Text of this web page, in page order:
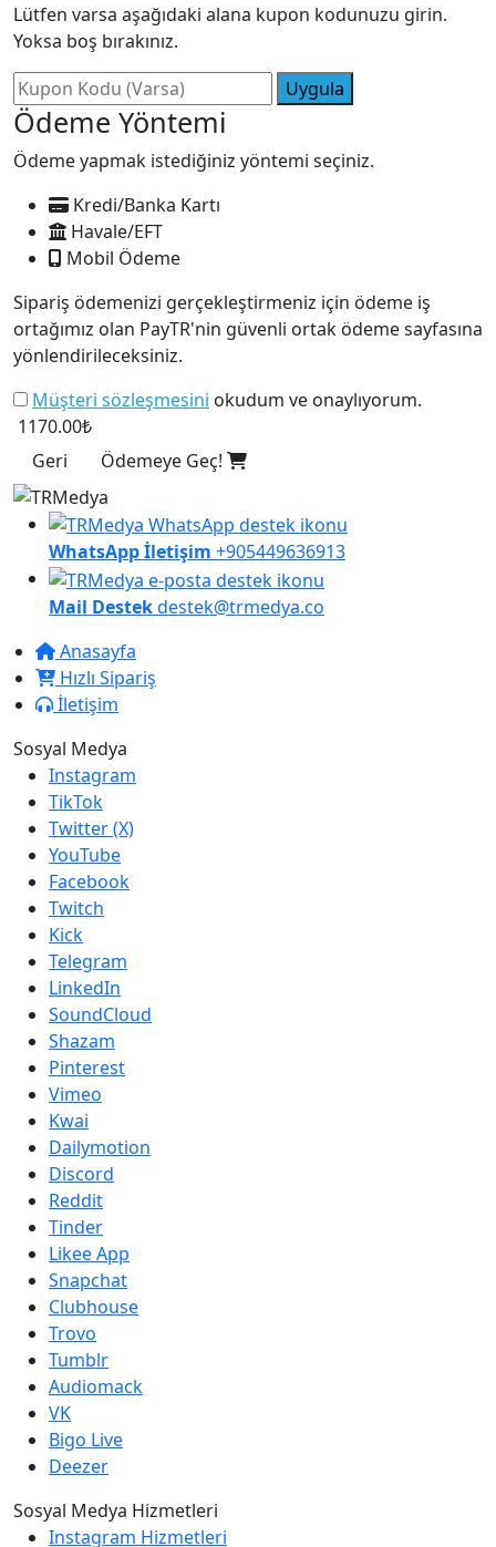
Lütfen varsa aşağıdaki alana kupon kodunuzu girin.
Yoksa boş bırakınız.
Uygula
Ödeme Yöntemi
Ödeme yapmak istediğiniz yöntemi seçiniz.
Kredi/Banka Kartı
Havale/EFT
Mobil Ödeme
Sipariş ödemenizi gerçekleştirmeniz için ödeme iş
ortağımız olan PayTR'nin güvenli ortak ödeme sayfasına
yönlendirileceksiniz.
Müşteri sözleşmesini okudum ve onaylıyorum.
1170.00₺
Geri
Ödemeye Geç!
WhatsApp İletişim +905449636913
Mail Destekdestek@trmedya.co
Anasayfa
Hızlı Sipariş
İletişim
Sosyal Medya
Instagram
TikTok
Twitter (X)
YouTube
Facebook
Twitch
Kick
Telegram
LinkedIn
SoundCloud
Shazam
Pinterest
Vimeo
Kwai
Dailymotion
Discord
Reddit
Tinder
Likee App
Snapchat
Clubhouse
Trovo
Tumblr
Audiomack
VK
Bigo Live
Deezer
Sosyal Medya Hizmetleri
Instagram Hizmetleri